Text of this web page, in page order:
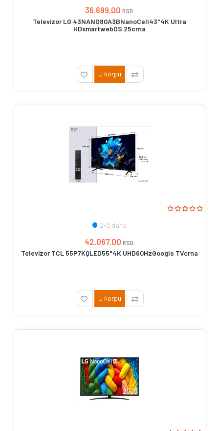
36.699,00 RSD.
Televizor LG 43NANO80A3BNanoCell43"4K Ultra
HDsmartwebOS 25crna
U korpu
2-3 dana
42.067,00 RSD.
Televizor TCL 55P7KQLED55"4K UHD60HzGoogle TVcrna
U korpu